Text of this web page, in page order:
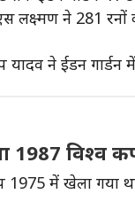
लक्ष्मण ने 281 रनों
ने ईडन गार्डन
1987 विश्व
1975 में खेला गया